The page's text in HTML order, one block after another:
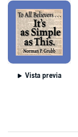
Vista previa